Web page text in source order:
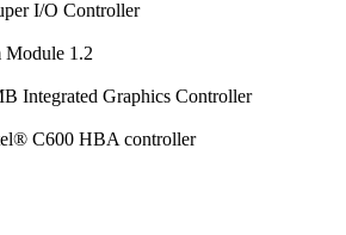
I/O Controller
1.2
Integrated Graphics Controller
C600 HBA controller